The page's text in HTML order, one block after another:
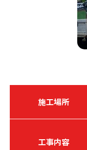
施工場所
工事内容